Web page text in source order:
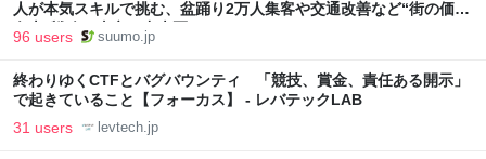
人が本気スキルで挑む、盆踊り2万人集客や交通改善など“街の価値
向上”戦略 東京・中央区
96 users suumo.jp
終わりゆくCTFとバグバウンティ 「競技、賞金、責任ある開示」
で起きていること【フォーカス】 - レバテックLAB
31 users levtech.jp